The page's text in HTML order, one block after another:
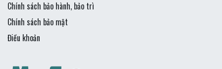
Chính sách bảo hành, bảo trì
Chính sách bảo mật
Điều khoản